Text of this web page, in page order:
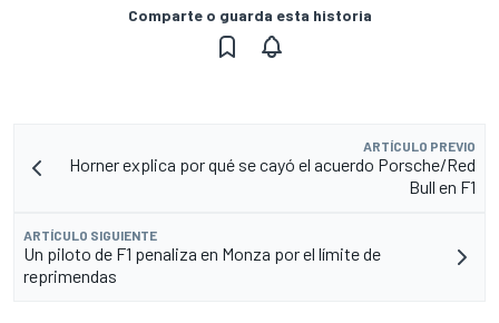
Comparte o guarda esta historia
ARTÍCULO PREVIO
Horner explica por qué se cayó el acuerdo Porsche/Red
Bull en F1
ARTÍCULO SIGUIENTE
Un piloto de F1 penaliza en Monza por el límite de
reprimendas